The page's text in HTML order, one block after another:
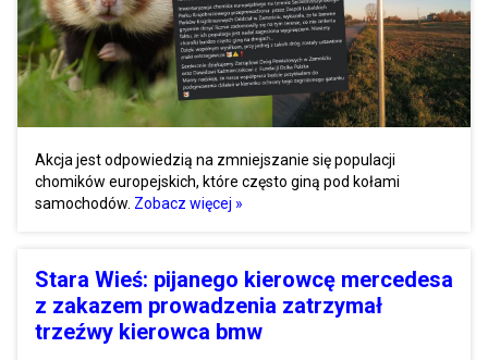
Akcja jest odpowiedzią na zmniejszanie się populacji
chomików europejskich, które często giną pod kołami
samochodów. Zobacz więcej »
Stara Wieś: pijanego kierowcę mercedesa
z zakazem prowadzenia zatrzymał
trzeźwy kierowca bmw